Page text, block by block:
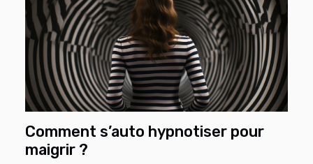
Comment s’auto hypnotiser pour
maigrir ?